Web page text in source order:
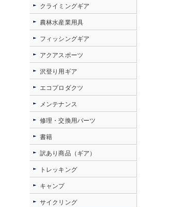
クライミングギア
農林水産業用具
フィッシングギア
アクアスポーツ
沢登り用ギア
エコプロダクツ
メンテナンス
修理・交換用パーツ
書籍
訳あり商品（ギア）
トレッキング
キャンプ
サイクリング